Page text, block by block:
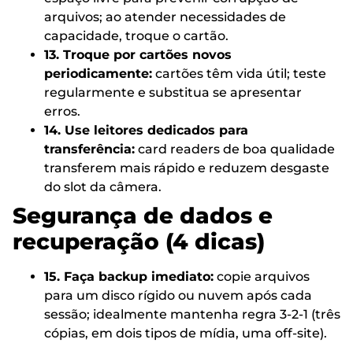
arquivos; ao atender necessidades de
capacidade, troque o cartão.
13. Troque por cartões novos
periodicamente: cartões têm vida útil; teste
regularmente e substitua se apresentar
erros.
14. Use leitores dedicados para
transferência: card readers de boa qualidade
transferem mais rápido e reduzem desgaste
do slot da câmera.
Segurança de dados e
recuperação (4 dicas)
15. Faça backup imediato: copie arquivos
para um disco rígido ou nuvem após cada
sessão; idealmente mantenha regra 3-2-1 (três
cópias, em dois tipos de mídia, uma off-site).